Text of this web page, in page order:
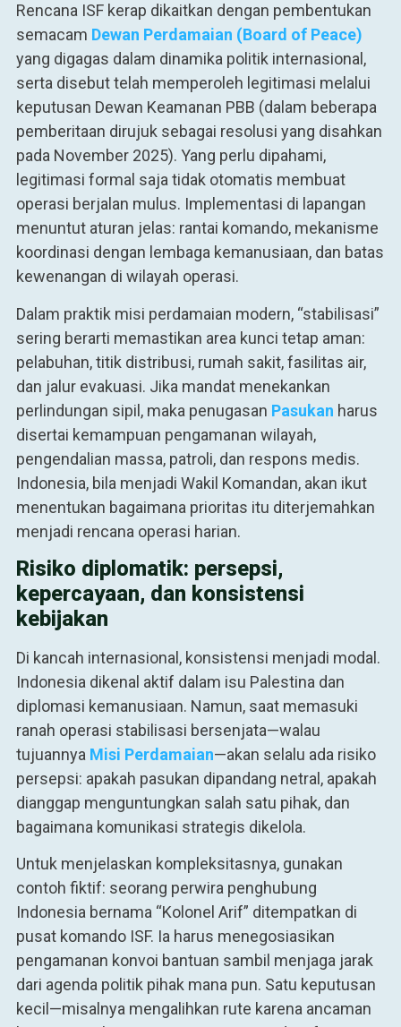
Rencana ISF kerap dikaitkan dengan pembentukan
semacam Dewan Perdamaian (Board of Peace)
yang digagas dalam dinamika politik internasional,
serta disebut telah memperoleh legitimasi melalui
keputusan Dewan Keamanan PBB (dalam beberapa
pemberitaan dirujuk sebagai resolusi yang disahkan
pada November 2025). Yang perlu dipahami,
legitimasi formal saja tidak otomatis membuat
operasi berjalan mulus. Implementasi di lapangan
menuntut aturan jelas: rantai komando, mekanisme
koordinasi dengan lembaga kemanusiaan, dan batas
kewenangan di wilayah operasi.
Dalam praktik misi perdamaian modern, “stabilisasi”
sering berarti memastikan area kunci tetap aman:
pelabuhan, titik distribusi, rumah sakit, fasilitas air,
dan jalur evakuasi. Jika mandat menekankan
perlindungan sipil, maka penugasan Pasukan harus
disertai kemampuan pengamanan wilayah,
pengendalian massa, patroli, dan respons medis.
Indonesia, bila menjadi Wakil Komandan, akan ikut
menentukan bagaimana prioritas itu diterjemahkan
menjadi rencana operasi harian.
Risiko diplomatik: persepsi,
kepercayaan, dan konsistensi
kebijakan
Di kancah internasional, konsistensi menjadi modal.
Indonesia dikenal aktif dalam isu Palestina dan
diplomasi kemanusiaan. Namun, saat memasuki
ranah operasi stabilisasi bersenjata—walau
tujuannya Misi Perdamaian—akan selalu ada risiko
persepsi: apakah pasukan dipandang netral, apakah
dianggap menguntungkan salah satu pihak, dan
bagaimana komunikasi strategis dikelola.
Untuk menjelaskan kompleksitasnya, gunakan
contoh fiktif: seorang perwira penghubung
Indonesia bernama “Kolonel Arif” ditempatkan di
pusat komando ISF. Ia harus menegosiasikan
pengamanan konvoi bantuan sambil menjaga jarak
dari agenda politik pihak mana pun. Satu keputusan
kecil—misalnya mengalihkan rute karena ancaman